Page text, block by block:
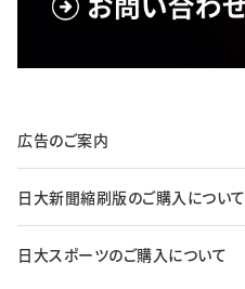
広告のご案内
日大新聞縮刷版のご購入について
日大スポーツのご購入について